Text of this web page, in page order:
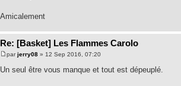
Amicalement
Re: [Basket] Les Flammes Carolo
parjerry08 » 12 Sep 2016, 07:20
Un seul être vous manque et tout est dépeuplé.